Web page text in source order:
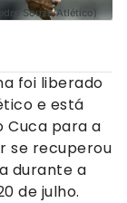
Souza/Atlético)
foi liberado
e está
Cuca para a
se recuperou
durante a
de julho.